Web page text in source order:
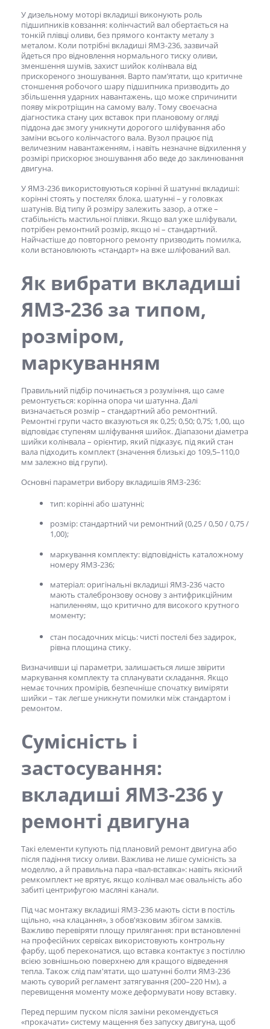
У дизельному моторі вкладиші виконують роль
підшипників ковзання: колінчастий вал обертається на
тонкій плівці оливи, без прямого контакту металу з
металом. Коли потрібні вкладиші ЯМЗ-236, зазвичай
йдеться про відновлення нормального тиску оливи,
зменшення шумів, захист шийок колінвала від
прискореного зношування. Варто пам’ятати, що критичне
стоншення робочого шару підшипника призводить до
збільшення ударних навантажень, що може спричинити
появу мікротріщин на самому валу. Тому своєчасна
діагностика стану цих вставок при плановому огляді
піддона дає змогу уникнути дорогого шліфування або
заміни всього колінчастого вала. Вузол працює під
величезним навантаженням, і навіть незначне відхилення у
розмірі прискорює зношування або веде до заклинювання
двигуна.
У ЯМЗ-236 використовуються корінні й шатунні вкладиші:
корінні стоять у постелях блока, шатунні – у головках
шатунів. Від типу й розміру залежить зазор, а отже –
стабільність мастильної плівки. Якщо вал уже шліфували,
потрібен ремонтний розмір, якщо ні – стандартний.
Найчастіше до повторного ремонту призводить помилка,
коли встановлюють «стандарт» на вже шліфований вал.
Як вибрати вкладиші
ЯМЗ-236 за типом,
розміром,
маркуванням
Правильний підбір починається з розуміння, що саме
ремонтується: корінна опора чи шатунна. Далі
визначається розмір – стандартний або ремонтний.
Ремонтні групи часто вказуються як 0,25; 0,50; 0,75; 1,00, що
відповідає ступеням шліфування шийок. Діапазони діаметра
шийки колінвала – орієнтир, який підказує, під який стан
вала підходить комплект (значення близькі до 109,5–110,0
мм залежно від групи).
Основні параметри вибору вкладишів ЯМЗ-236:
тип: корінні або шатунні;
розмір: стандартний чи ремонтний (0,25 / 0,50 / 0,75 /
1,00);
маркування комплекту: відповідність каталожному
номеру ЯМЗ-236;
матеріал: оригінальні вкладиші ЯМЗ-236 часто
мають сталебронзову основу з антифрикційним
напиленням, що критично для високого крутного
моменту;
стан посадочних місць: чисті постелі без задирок,
рівна площина стику.
Визначивши ці параметри, залишається лише звірити
маркування комплекту та спланувати складання. Якщо
немає точних промірів, безпечніше спочатку виміряти
шийки – так легше уникнути помилки між стандартом і
ремонтом.
Сумісність і
застосування:
вкладиші ЯМЗ-236у
ремонті двигуна
Такі елементи купують під плановий ремонт двигуна або
після падіння тиску оливи. Важлива не лише сумісність за
моделлю, а й правильна пара «вал-вставка»: навіть якісний
ремкомплект не врятує, якщо колінвал має овальність або
забиті центрифугою масляні канали.
Під час монтажу вкладиші ЯМЗ-236 мають сісти в постіль
щільно, «на клацання», з обов'язковим збігом замків.
Важливо перевіряти площу прилягання: при встановленні
на професійних сервісах використовують контрольну
фарбу, щоб переконатися, що вставка контактує з постіллю
всією зовнішньою поверхнею для кращого відведення
тепла. Також слід пам'ятати, що шатунні болти ЯМЗ-236
мають суворий регламент затягування (200–220 Нм), а
перевищення моменту може деформувати нову вставку.
Перед першим пуском після заміни рекомендується
«прокачати» систему мащення без запуску двигуна, щоб